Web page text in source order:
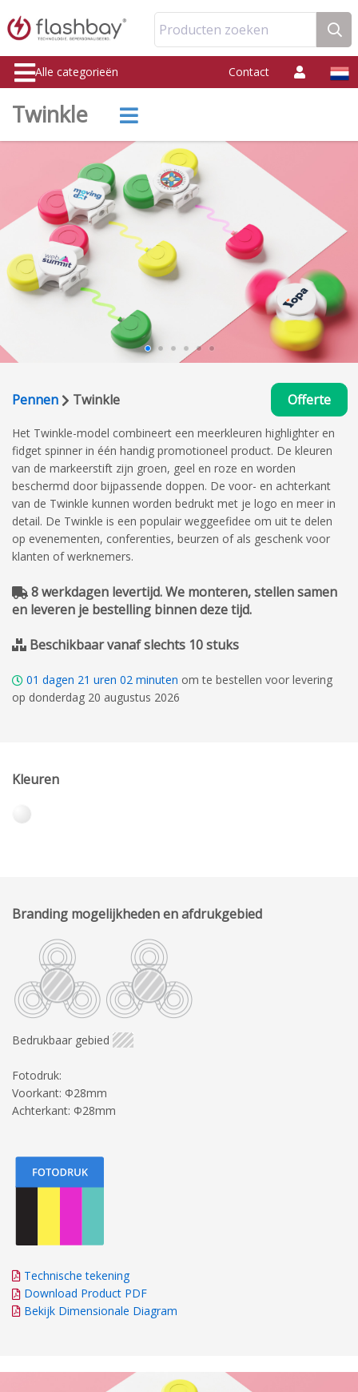
Producten zoeken
Alle categorieën Contact
Twinkle
Pennen Twinkle Offerte
Het Twinkle-model combineert een meerkleuren highlighter en
fidget spinner in één handig promotioneel product. De kleuren
van de markeerstift zijn groen, geel en roze en worden
beschermd door bijpassende doppen. De voor- en achterkant
van de Twinkle kunnen worden bedrukt met je logo en meer in
detail. De Twinkle is een populair weggeefidee om uit te delen
op evenementen, conferenties, beurzen of als geschenk voor
klanten of werknemers.
8 werkdagen levertijd. We monteren, stellen samen
en leveren je bestelling binnen deze tijd.
Beschikbaar vanaf slechts 10 stuks
01 dagen 21 uren 02 minuten om te bestellen voor levering
op donderdag 20 augustus 2026
Kleuren
Branding mogelijkheden en afdrukgebied
Bedrukbaar gebied
Fotodruk:
Voorkant: Φ28mm
Achterkant: Φ28mm
Technische tekening
Download Product PDF
Bekijk Dimensionale Diagram